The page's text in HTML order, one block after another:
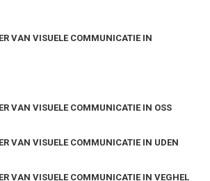
VAN VISUELE COMMUNICATIE IN
VAN VISUELE COMMUNICATIE IN OSS
VAN VISUELE COMMUNICATIE IN UDEN
VAN VISUELE COMMUNICATIE IN VEGHEL